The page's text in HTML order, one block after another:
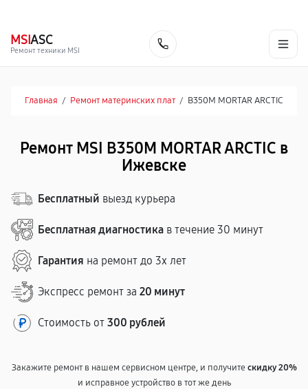
MSIASC
Ремонт техники MSI
Главная / Ремонт материнских плат / B350M MORTAR ARCTIC
Ремонт MSI B350M MORTAR ARCTIC в
Ижевске
Бесплатный выезд курьера
Бесплатная диагностика в течение 30 минут
Гарантия на ремонт до 3х лет
Экспресс ремонт за 20 минут
Стоимость от 300 рублей
Закажите ремонт в нашем сервисном центре, и получитескидку 20%
и исправное устройство в тот же день